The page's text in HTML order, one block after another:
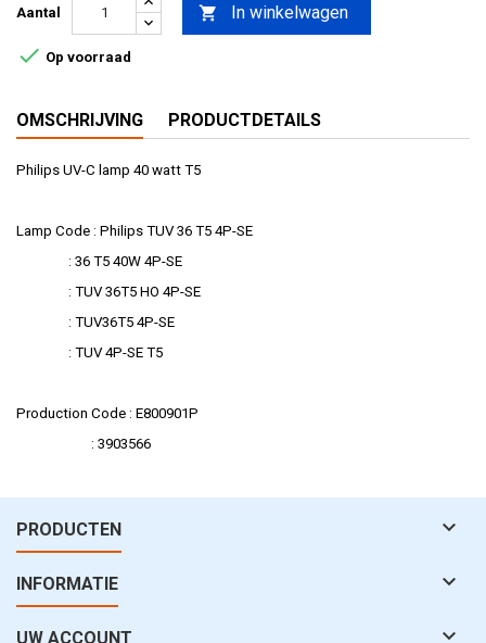
Aantal  In winkelwagen
 Op voorraad
OMSCHRIJVING PRODUCTDETAILS
Philips UV-C lamp 40 watt T5
Lamp Code : Philips TUV 36 T5 4P-SE
: 36 T5 40W 4P-SE
: TUV 36T5 HO 4P-SE
: TUV36T5 4P-SE
: TUV 4P-SE T5
Production Code : E800901P
: 3903566
PRODUCTEN 
INFORMATIE 
UW ACCOUNT 